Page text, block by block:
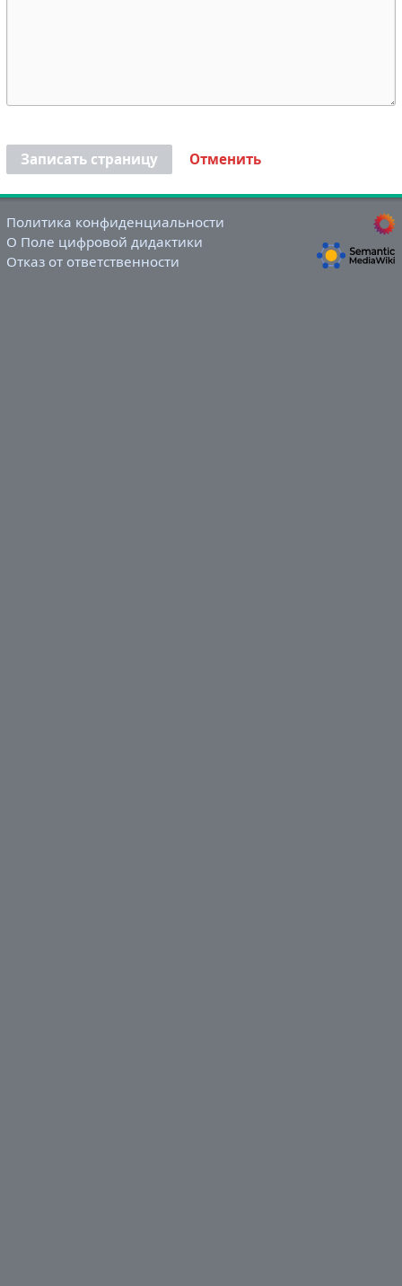
Записать страницу Отменить
Политика конфиденциальности
О Поле цифровой дидактики
Отказ от ответственности